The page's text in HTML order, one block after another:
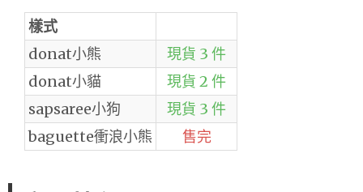
樣式
donat小熊
現貨 3 件
donat小貓
現貨 2 件
sapsaree小狗
現貨 3 件
baguette衝浪小熊
售完